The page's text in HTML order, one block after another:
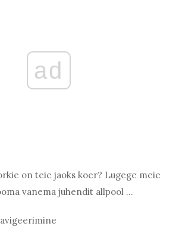
ad
on teie jaoks koer? Lugege meie
vanema juhendit allpool ...